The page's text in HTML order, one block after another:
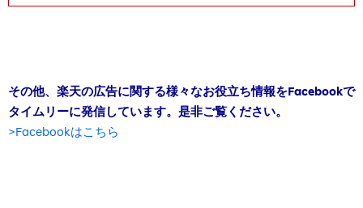
その他、楽天の広告に関する様々なお役立ち情報をFacebookで
タイムリーに発信しています。是非ご覧ください。
>Facebookはこちら